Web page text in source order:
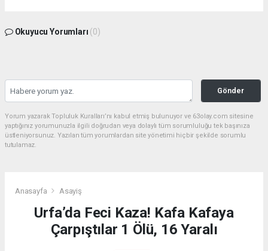
Okuyucu Yorumları (0)
Gönder
Yorum yazarak Topluluk Kuralları’nı kabul etmiş bulunuyor ve 63olay.com sitesine
yaptığınız yorumunuzla ilgili doğrudan veya dolaylı tüm sorumluluğu tek başınıza
üstleniyorsunuz. Yazılan tüm yorumlardan site yönetimi hiçbir şekilde sorumlu
tutulamaz.
Anasayfa Asayiş
Urfa’da Feci Kaza! Kafa Kafaya
Çarpıştılar 1 Ölü, 16 Yaralı